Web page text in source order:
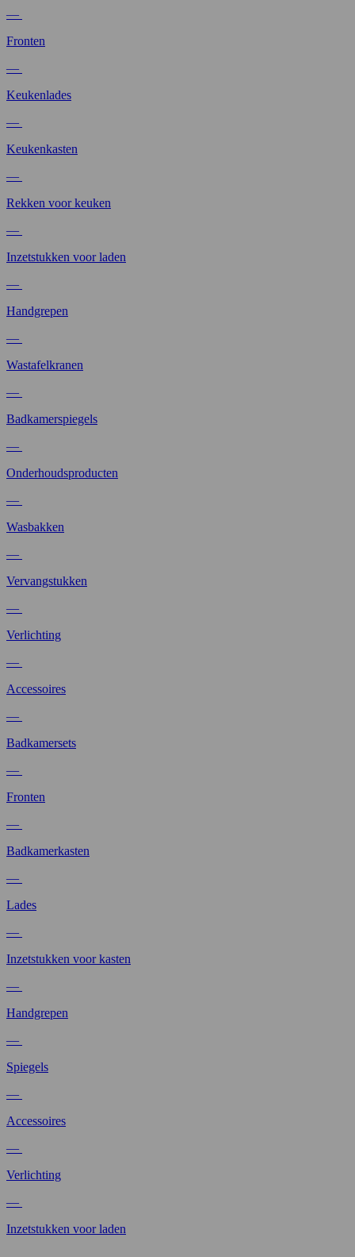
—
Fronten
—
Keukenlades
—
Keukenkasten
—
Rekken voor keuken
—
Inzetstukken voor laden
—
Handgrepen
—
Wastafelkranen
—
Badkamerspiegels
—
Onderhoudsproducten
—
Wasbakken
—
Vervangstukken
—
Verlichting
—
Accessoires
—
Badkamersets
—
Fronten
—
Badkamerkasten
—
Lades
—
Inzetstukken voor kasten
—
Handgrepen
—
Spiegels
—
Accessoires
—
Verlichting
—
Inzetstukken voor laden